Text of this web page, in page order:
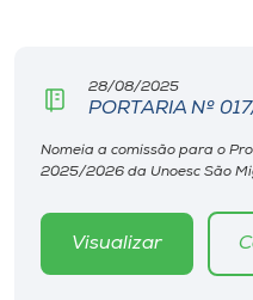
Rádio
28/08/2025
PORTARIA Nº
Nomeia a comissão para o
2025/2026 da Unoesc São
Visualizar